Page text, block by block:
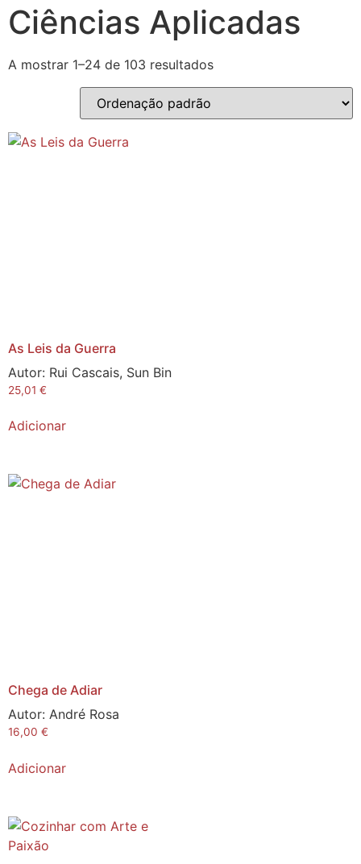
Ciências Aplicadas
A mostrar 1–24 de 103 resultados
As Leis da Guerra
Autor: Rui Cascais, Sun Bin
25,01 €
Adicionar
Chega de Adiar
Autor: André Rosa
16,00 €
Adicionar